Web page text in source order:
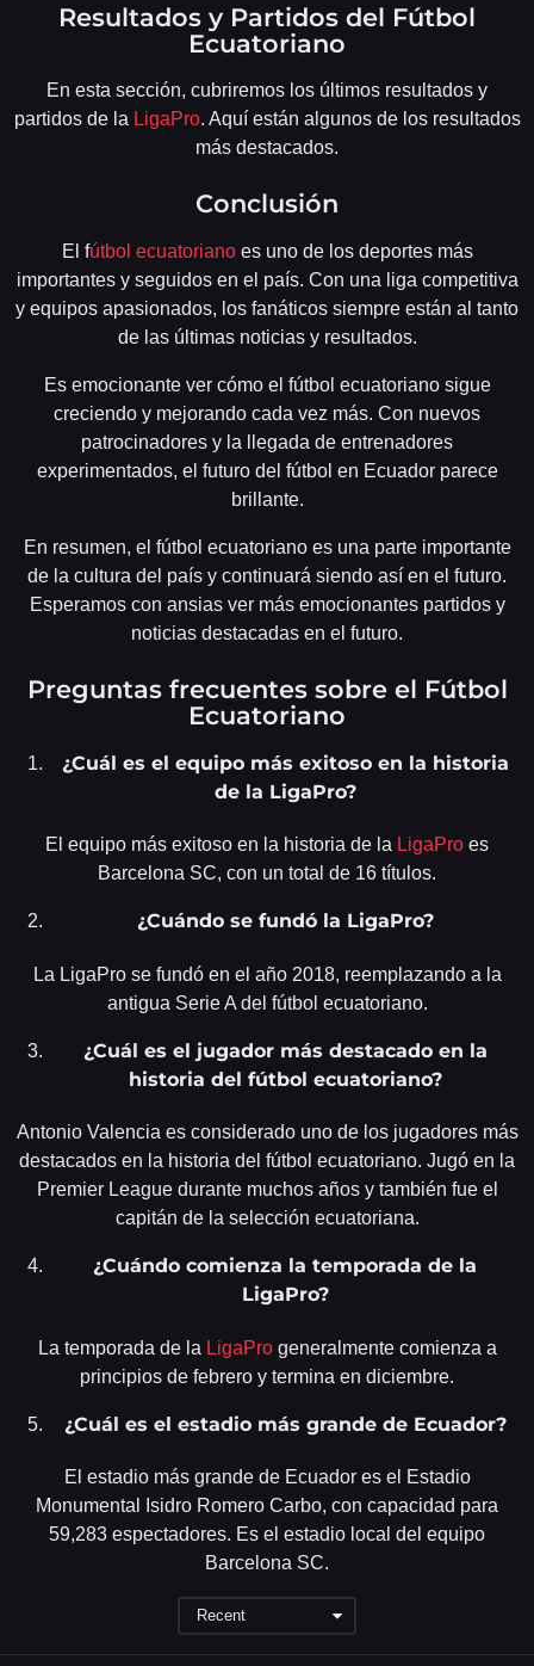
Resultados y Partidos del Fútbol
Ecuatoriano
En esta sección, cubriremos los últimos resultados y
partidos de la LigaPro. Aquí están algunos de los resultados
más destacados.
Conclusión
El fútbol ecuatorianoes uno de los deportes más
importantes y seguidos en el país. Con una liga competitiva
y equipos apasionados, los fanáticos siempre están al tanto
de las últimas noticias y resultados.
Es emocionante ver cómo el fútbol ecuatoriano sigue
creciendo y mejorando cada vez más. Con nuevos
patrocinadores y la llegada de entrenadores
experimentados, el futuro del fútbol en Ecuador parece
brillante.
En resumen, el fútbol ecuatoriano es una parte importante
de la cultura del país y continuará siendo así en el futuro.
Esperamos con ansias ver más emocionantes partidos y
noticias destacadas en el futuro.
Preguntas frecuentes sobre el Fútbol
Ecuatoriano
¿Cuál es el equipo más exitoso en la historia
de la LigaPro?
El equipo más exitoso en la historia de la LigaPro es
Barcelona SC, con un total de 16 títulos.
¿Cuándo se fundó la LigaPro?
La LigaPro se fundó en el año 2018, reemplazando a la
antigua Serie A del fútbol ecuatoriano.
¿Cuál es el jugador más destacado en la
historia del fútbol ecuatoriano?
Antonio Valencia es considerado uno de los jugadores más
destacados en la historia del fútbol ecuatoriano. Jugó en la
Premier League durante muchos años y también fue el
capitán de la selección ecuatoriana.
¿Cuándo comienza la temporada de la
LigaPro?
La temporada de la LigaProgeneralmente comienza a
principios de febrero y termina en diciembre.
¿Cuál es el estadio más grande de Ecuador?
El estadio más grande de Ecuador es el Estadio
Monumental Isidro Romero Carbo, con capacidad para
59,283 espectadores. Es el estadio local del equipo
Barcelona SC.
Recent